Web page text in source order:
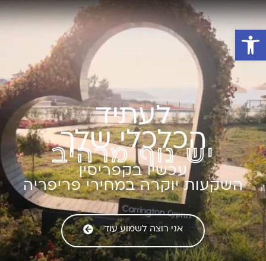
פתח סרגל נגישות
לעתיד
הכלכלי שלך
יש נוף מרהיב
עכשיו בקפריסין
השקעות יוקרה במחירי פריפריה
אני רוצה לשמוע עוד